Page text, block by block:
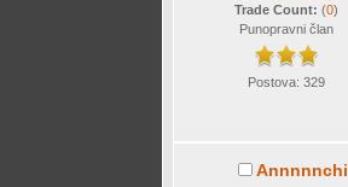
Trade Count:(0)
Punopravni član
Postova: 329
Annnnnchi